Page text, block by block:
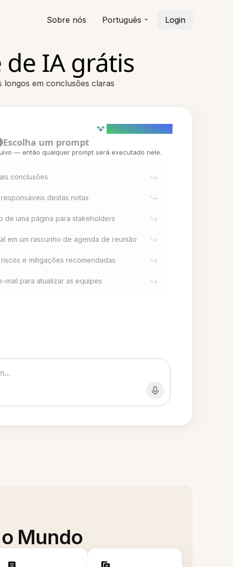
Sobre nós Português Login
IA grátis
longos em conclusões claras
Escolha um prompt
— então qualquer prompt será executado nele.
conclusões
destas notas
de uma página para stakeholders
em um rascunho de agenda de reunião
e mitigações recomendadas
mail para atualizar as equipes
Mundo